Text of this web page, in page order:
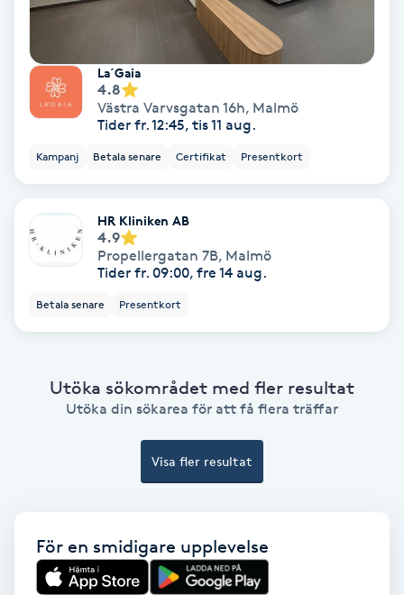
Fransförlängning
Fransförlängning Megavolym
Fransk manikyr
Fransrengöring
Färgning
La´Gaia
4.8
Västra Varvsgatan 16h, Malmö
Tider fr. 12:45, tis 11 aug.
Kampanj Betala senare Certifikat Presentkort
HR Kliniken AB
4.9
Propellergatan 7B, Malmö
Tider fr. 09:00, fre 14 aug.
Betala senare Presentkort
Utöka sökområdet med fler resultat
Utöka din sökarea för att få flera träffar
Visa fler resultat
För en smidigare upplevelse